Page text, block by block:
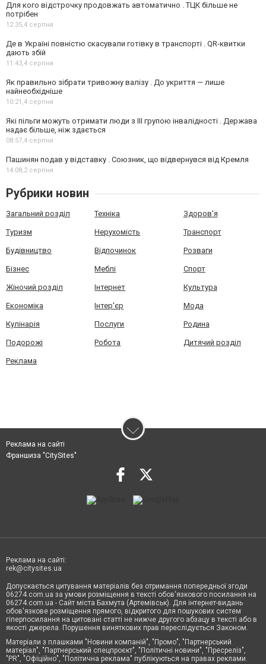
Для кого відстрочку продовжать автоматично . ТЦК більше не
потрібен
12:35,4 серпня
Де в Україні повністю скасували готівку в транспорті . QR-квитки
дають збій
11:43,4 серпня
Як правильно зібрати тривожну валізу . До укриття — лише
найнеобхідніше
10:21,4 серпня
Які пільги можуть отримати люди з III групою інвалідності . Держава
надає більше, ніж здається
08:57,4 серпня
Пашинян подав у відставку . Союзник, що відвернувся від Кремля
14:08,2 серпня
Рубрики новин
Загальний розділ Техніка Здоров'я
Туризм Нерухомість Транспорт
Будівництво Відпочинок Розваги
Бізнес Меблі Спорт
Жіночий розділ Інтернет Культура
Економіка Інтер'єр Мода
Кулінарія Послуги Родина
Подорожі Робота Дитячий розділ
Реклама
Реклама на сайті
Франшиза "CitySites"
Реклама на сайті:
rek@citysites.ua
Допускається цитування матеріалів без отримання попередньої згоди
06274.com.ua за умови розміщення в тексті обов'язкового посилання на
06274.com.ua - Сайт міста Бахмута (Артемівськ). Для інтернет-видань
обов'язкове розміщення прямого, відкритого для пошукових систем
гіперпосилання на цитовані статті не нижче другого абзацу в тексті або в
якості джерела. Порушення виняткових прав переслідується Законом.
Матеріали з плашками "Новини компаній", "Промо", "Партнерський
матеріал", "Партнерський спецпроєкт", "Політичні новини", "Пресреліз",
"PR", "Офіційно", "Політична реклама" публікуються на правах реклами.